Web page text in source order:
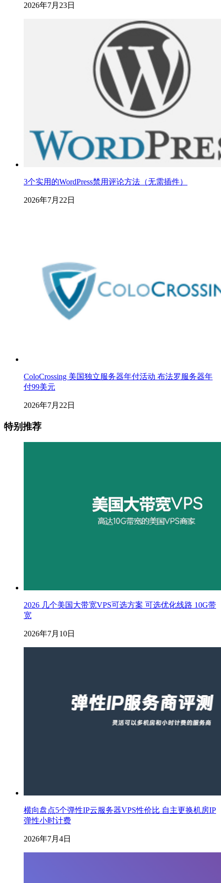
2026年7月23日
3个实用的WordPress禁用评论方法（无需插件）
2026年7月22日
ColoCrossing 美国独立服务器年付活动 布法罗服务器年
付99美元
2026年7月22日
特别推荐
2026 几个美国大带宽VPS可选方案 可选优化线路 10G带
宽
2026年7月10日
横向盘点5个弹性IP云服务器VPS性价比 自主更换机房IP
弹性小时计费
2026年7月4日